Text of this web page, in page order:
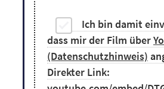
Ich bin damit
dass mir der Film über
(Datenschutzhinweis)
Direkter Link: